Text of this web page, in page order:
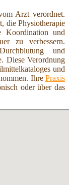
Arzt verordnet.
die Physiotherapie
Koordination und
zu verbessern.
und
Diese Verordnung
und
Ihre Praxis
oder über das